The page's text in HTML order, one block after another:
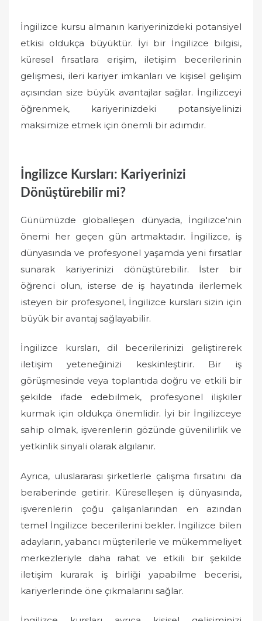
İngilizce kursu almanın kariyerinizdeki potansiyel
etkisi oldukça büyüktür. İyi bir İngilizce bilgisi,
küresel fırsatlara erişim, iletişim becerilerinin
gelişmesi, ileri kariyer imkanları ve kişisel gelişim
açısından size büyük avantajlar sağlar. İngilizceyi
öğrenmek, kariyerinizdeki potansiyelinizi
maksimize etmek için önemli bir adımdır.
İngilizce Kursları: Kariyerinizi
Dönüştürebilir mi?
Günümüzde globalleşen dünyada, İngilizce'nin
önemi her geçen gün artmaktadır. İngilizce, iş
dünyasında ve profesyonel yaşamda yeni fırsatlar
sunarak kariyerinizi dönüştürebilir. İster bir
öğrenci olun, isterse de iş hayatında ilerlemek
isteyen bir profesyonel, İngilizce kursları sizin için
büyük bir avantaj sağlayabilir.
İngilizce kursları, dil becerilerinizi geliştirerek
iletişim yeteneğinizi keskinleştirir. Bir iş
görüşmesinde veya toplantıda doğru ve etkili bir
şekilde ifade edebilmek, profesyonel ilişkiler
kurmak için oldukça önemlidir. İyi bir İngilizceye
sahip olmak, işverenlerin gözünde güvenilirlik ve
yetkinlik sinyali olarak algılanır.
Ayrıca, uluslararası şirketlerle çalışma fırsatını da
beraberinde getirir. Küreselleşen iş dünyasında,
işverenlerin çoğu çalışanlarından en azından
temel İngilizce becerilerini bekler. İngilizce bilen
adayların, yabancı müşterilerle ve mükemmeliyet
merkezleriyle daha rahat ve etkili bir şekilde
iletişim kurarak iş birliği yapabilme becerisi,
kariyerlerinde öne çıkmalarını sağlar.